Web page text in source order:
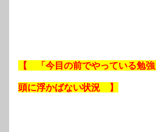
【 「今目の前でやっている勉
頭に浮かばない状況 】